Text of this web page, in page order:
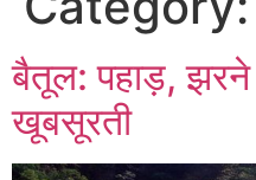
बैतूल: पहाड़,
खूबसूरती